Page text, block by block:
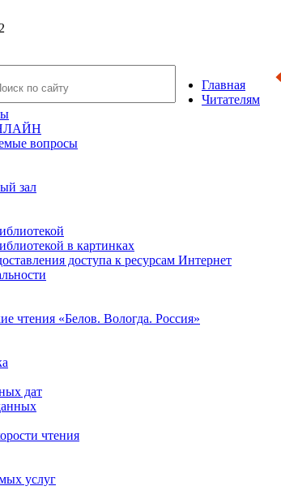
Главная
Читателям
вопросы
зал
в картинках
доступа к ресурсам Интернет
чтения «Белов. Вологда. Россия»
дат
чтения
услуг